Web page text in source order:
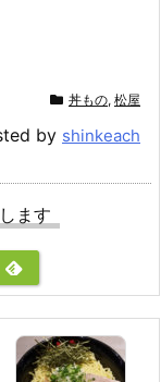
丼もの, 松屋
by shinkeach
ます